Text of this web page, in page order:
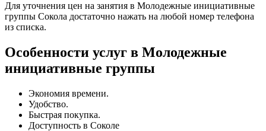
Для уточнения цен на занятия в Молодежные инициативные
группы Сокола достаточно нажать на любой номер телефона
из списка.
Особенности услуг в Молодежные
инициативные группы
Экономия времени.
Удобство.
Быстрая покупка.
Доступность в Соколе